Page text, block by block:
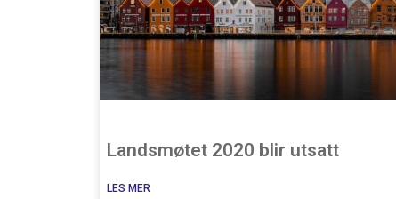
Landsmøtet 2020 blir utsatt
LES MER